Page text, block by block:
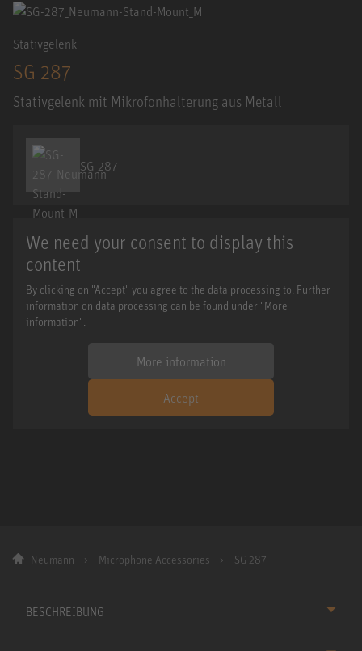
Stativgelenk
SG 287
Stativgelenk mit Mikrofonhalterung aus Metall
SG 287
We need your consent to display this
content
By clicking on "Accept" you agree to the data processing to. Further
information on data processing can be found under "More
information".
More information
Accept
Neumann Microphone Accessories SG 287
BESCHREIBUNG